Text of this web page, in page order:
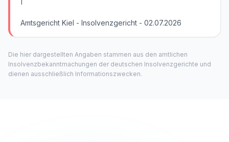
Amtsgericht Kiel - Insolvenzgericht - 02.07.2026
Die hier dargestellten Angaben stammen aus den amtlichen
Insolvenzbekanntmachungen der deutschen Insolvenzgerichte und
dienen ausschließlich Informationszwecken.